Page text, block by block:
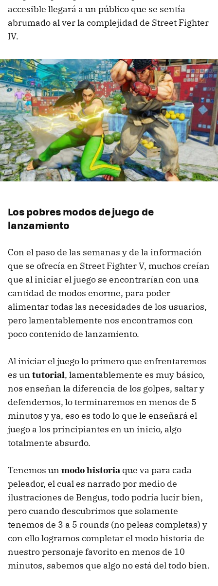
accesible llegará a un público que se sentía
abrumado al ver la complejidad de Street Fighter
IV.
Los pobres modos de juego de
lanzamiento
Con el paso de las semanas y de la información
que se ofrecía en Street Fighter V, muchos creían
que al iniciar el juego se encontrarían con una
cantidad de modos enorme, para poder
alimentar todas las necesidades de los usuarios,
pero lamentablemente nos encontramos con
poco contenido de lanzamiento.
Al iniciar el juego lo primero que enfrentaremos
es un tutorial, lamentablemente es muy básico,
nos enseñan la diferencia de los golpes, saltar y
defendernos, lo terminaremos en menos de 5
minutos y ya, eso es todo lo que le enseñará el
juego a los principiantes en un inicio, algo
totalmente absurdo.
Tenemos un modo historia que va para cada
peleador, el cual es narrado por medio de
ilustraciones de Bengus, todo podría lucir bien,
pero cuando descubrimos que solamente
tenemos de 3 a 5 rounds (no peleas completas) y
con ello logramos completar el modo historia de
nuestro personaje favorito en menos de 10
minutos, sabemos que algo no está del todo bien.